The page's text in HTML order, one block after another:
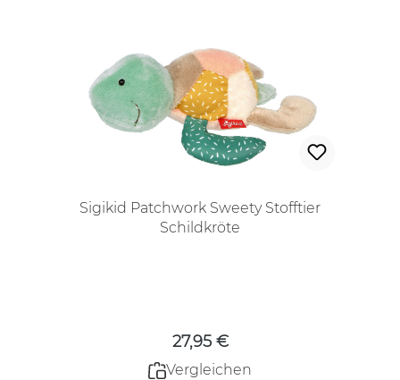
Sigikid Patchwork Sweety Stofftier
Schildkröte
27,95 €
Vergleichen